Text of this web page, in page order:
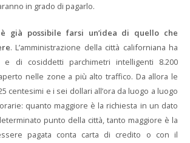
in grado di pagarlo.
già possibile farsi un’idea di quello che
. L’amministrazione della città californiana ha
di cosiddetti parchimetri intelligenti 8.200
nelle zone a più alto traffico. Da allora le
centesimi e i sei dollari all’ora da luogo a luogo
quanto maggiore è la richiesta in un dato
punto della città, tanto maggiore è la
pagata conta carta di credito o con il